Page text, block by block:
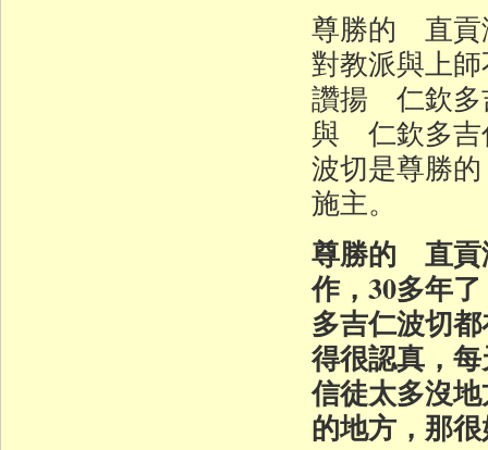
尊勝的 直貢
對教派與上
讚揚 仁欽多
與 仁欽多吉
波切是尊勝
施主。
尊勝的 直貢
作，30多年
多吉仁波切
得很認真，
信徒太多沒
的地方，那